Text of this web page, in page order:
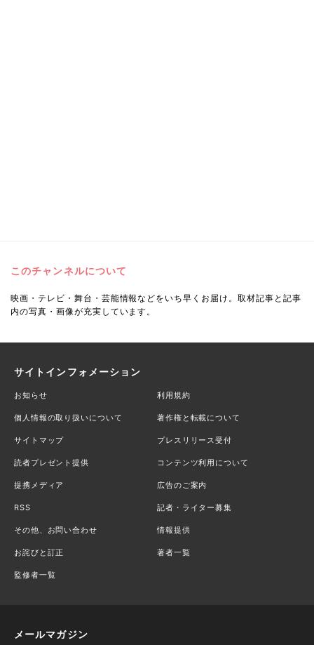
このチャンネルについて
映画・テレビ・舞台・芸能情報などをいち早くお届け。取材記事と記事
内の写真・画像が充実しています。
サイトインフォメーション
お知らせ 利用規約
個人情報の取り扱いについて 著作権と転載について
サイトマップ プレスリリース受付
読者プレゼント提供 コンテンツ利用について
提携メディア 広告のご案内
RSS 記者・ライター募集
その他、お問い合わせ 情報提供
お詫びと訂正 著者一覧
監修者一覧
メールマガジン